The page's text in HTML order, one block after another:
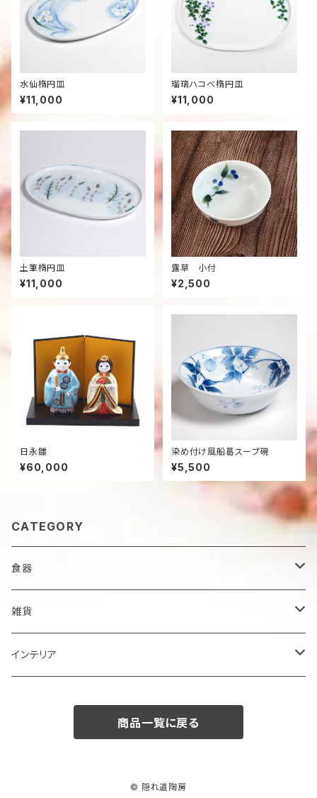
水仙楕円皿
¥11,000
瑠璃ハコベ楕円皿
¥11,000
土筆楕円皿
¥11,000
露草 小付
¥2,500
日永雛
¥60,000
染め付け風船葛スープ碗
¥5,500
CATEGORY
食器
鉢
楕円大鉢
皿
雑貨
箸置き
インテリア
商品一覧に戻る
© 隠れ道陶房